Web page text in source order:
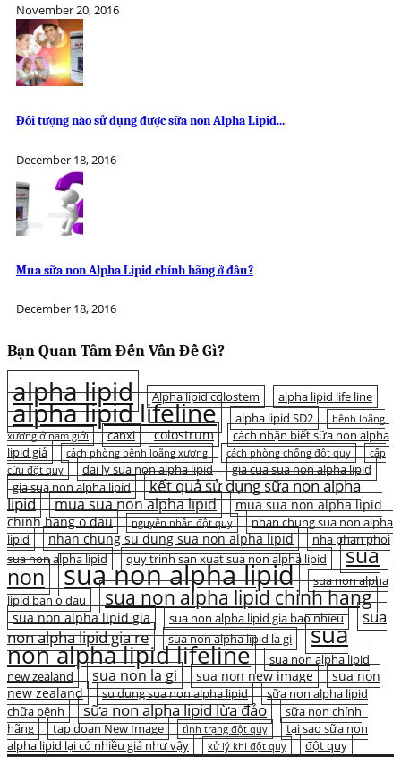
November 20, 2016
Đối tượng nào sử dụng được sữa non Alpha Lipid...
December 18, 2016
Mua sữa non Alpha Lipid chính hãng ở đâu?
December 18, 2016
Bạn Quan Tâm Đến Vấn Đề Gì?
alpha lipid Alpha lipid colostem alpha lipid life line
alpha lipid lifeline alpha lipid SD2
bệnh loãng
xương ở nam giới
canxi colostrum
cách nhận biết sữa non alpha
lipid giả
cách phòng bệnh loãng xương cách phòng chống đột quỵ
cấp
cứu đột quỵ
dai ly sua non alpha lipid
gia cua sua non alpha lipid
gia sua non alpha lipid
kết quả sử dụng sữa non alpha
lipid
mua sua non alpha lipid
mua sua non alpha lipid
chinh hang o dau
nguyên nhân đột quỵ
nhan chung sua non alpha
lipid
nhan chung su dung sua non alpha lipid
nha phan phoi
sua non alpha lipid
quy trinh san xuat sua non alpha lipid sua
non sua non alpha lipid
sua non alpha
lipid ban o dau
sua non alpha lipid chinh hang
sua non alpha lipid gia sua non alpha lipid gia bao nhieu
sua
non alpha lipid gia re
sua non alpha lipid la gi sua
non alpha lipid lifeline
sua non alpha lipid
new zealand
sua non la gi sua non new image
sua non
new zealand
su dung sua non alpha lipid
sữa non alpha lipid
chữa bệnh
sữa non alpha lipid lừa đảo
sữa non chính
hãng
tap doan New Image tình trạng đột quỵ
tại sao sữa non
alpha lipid lại có nhiều giá như vậy
xử lý khi đột quỵ đột quỵ